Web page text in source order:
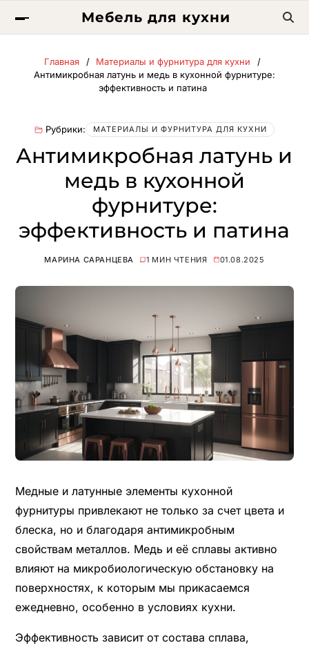
Мебель для кухни
Главная
Материалы и фурнитура для кухни
Антимикробная латунь и медь в кухонной фурнитуре:
эффективность и патина
Рубрики: МАТЕРИАЛЫ И ФУРНИТУРА ДЛЯ КУХНИ
Антимикробная латунь и
медь в кухонной
фурнитуре:
эффективность и патина
МАРИНА САРАНЦЕВА 1 МИН ЧТЕНИЯ 01.08.2025
Медные и латунные элементы кухонной
фурнитуры привлекают не только за счет цвета и
блеска, но и благодаря антимикробным
свойствам металлов. Медь и её сплавы активно
влияют на микробиологическую обстановку на
поверхностях, к которым мы прикасаемся
ежедневно, особенно в условиях кухни.
Эффективность зависит от состава сплава,